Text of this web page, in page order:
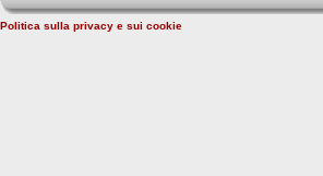
Politica sulla privacy e sui cookie